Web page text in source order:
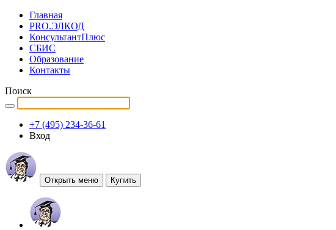
Главная
PRO.ЭЛКОД
КонсультантПлюс
СБИС
Образование
Контакты
Поиск
+7 (495) 234-36-61
Вход
Открыть меню Купить